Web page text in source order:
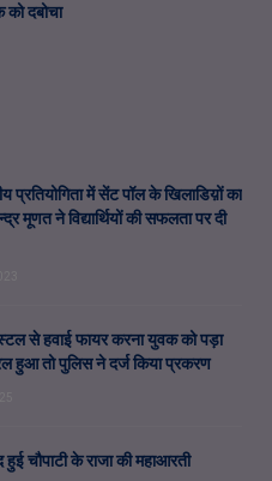
दबोचा
प्रतियोगिता में सेंट पॉल के खिलाडिय़ों का
मूणत ने विद्यार्थियों की सफलता पर दी
से हवाई फायर करना युवक को पड़ा
हुआ तो पुलिस ने दर्ज किया प्रकरण
चौपाटी के राजा की महाआरती